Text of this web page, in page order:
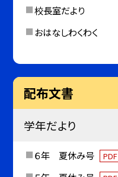
校長室だより
おはなしわくわく
配布文書
学年だより
６年 夏休み号 PDF